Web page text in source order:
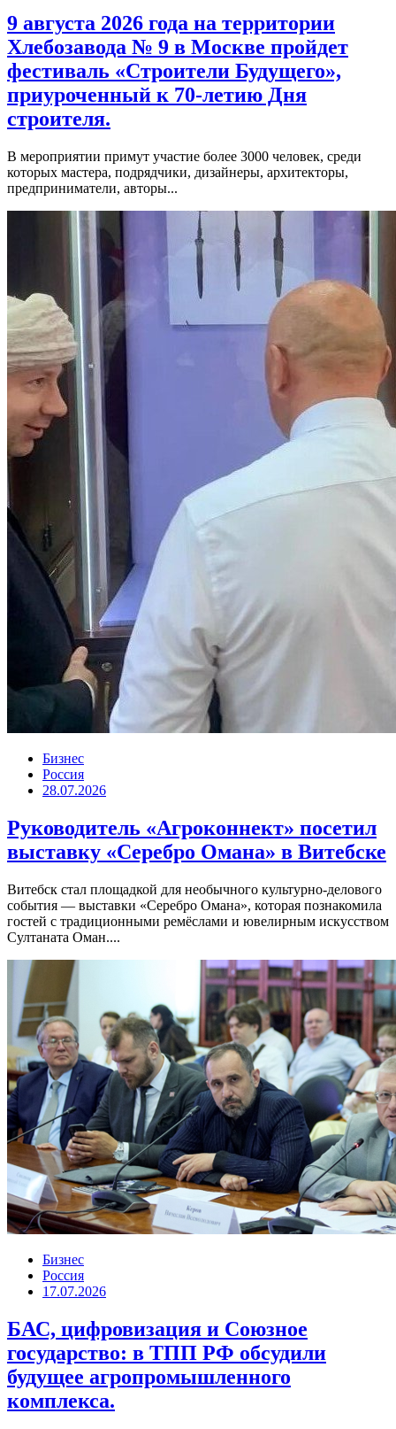
9 августа 2026 года на территории
Хлебозавода № 9 в Москве пройдет
фестиваль «Строители Будущего»,
приуроченный к 70-летию Дня
строителя.
В мероприятии примут участие более 3000 человек, среди
которых мастера, подрядчики, дизайнеры, архитекторы,
предприниматели, авторы...
Бизнес
Россия
28.07.2026
Руководитель «Агроконнект» посетил
выставку «Серебро Омана» в Витебске
Витебск стал площадкой для необычного культурно-делового
события — выставки «Серебро Омана», которая познакомила
гостей с традиционными ремёслами и ювелирным искусством
Султаната Оман....
Бизнес
Россия
17.07.2026
БАС, цифровизация и Союзное
государство: в ТПП РФ обсудили
будущее агропромышленного
комплекса.